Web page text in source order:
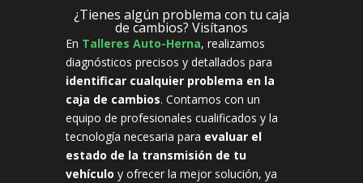
¿Tienes algún problema con tu caja
de cambios? Visítanos
En Talleres Auto-Herna, realizamos
diagnósticos precisos y detallados para
identificar cualquier problema en la
caja de cambios. Contamos con un
equipo de profesionales cualificados y la
tecnología necesaria para evaluar el
estado de la transmisión de tu
vehículo y ofrecer la mejor solución, ya